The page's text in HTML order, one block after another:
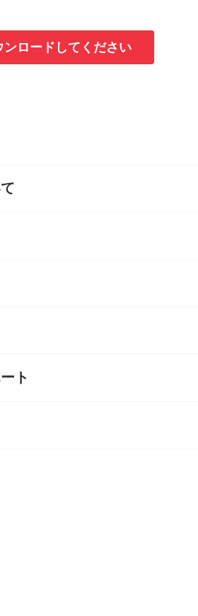
ンロードしてください
ト